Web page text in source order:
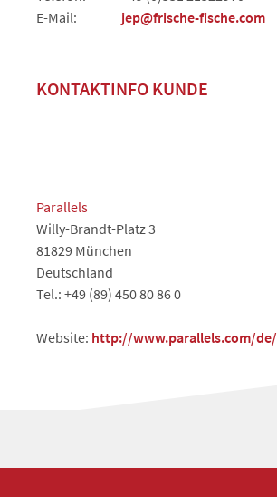
E-Mail:
jep@frische-fische.com
KONTAKTINFO KUNDE
Parallels
Willy-Brandt-Platz 3
81829 München
Deutschland
Tel.: +49 (89) 450 80 86 0
Website: http://www.parallels.com/de/